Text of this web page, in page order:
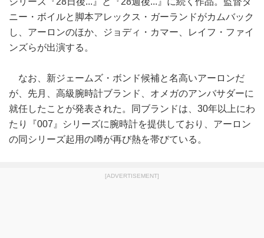
ニー・ボイルと脚本アレックス・ガーランドがカムバック
し、アーロンのほか、ジョディ・カマー、レイフ・ファイ
ンズらが出演する。
なお、新ジェームズ・ボンド候補と名高いアーロンだ
が、先月、高級腕時計ブランド、オメガのアンバサダーに
就任したことが発表された。同ブランドは、30年以上にわ
たり『007』シリーズに腕時計を提供しており、アーロン
の同シリーズ起用の噂が再び熱を帯びている。
[ADVERTISEMENT]